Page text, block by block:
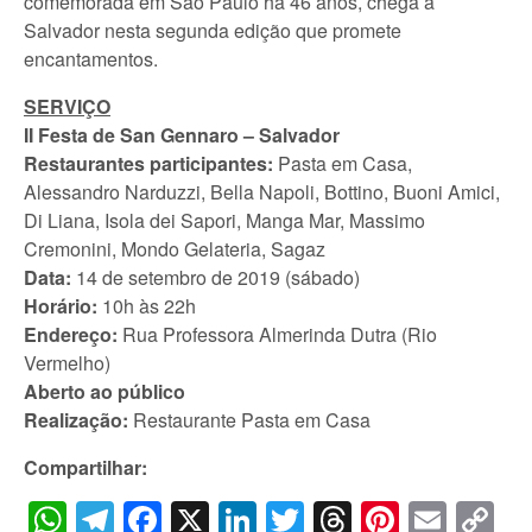
Salvador nesta segunda edição que promete
encantamentos.
SERVIÇO
II Festa de San Gennaro – Salvador
Restaurantes participantes: Pasta em Casa,
Alessandro Narduzzi, Bella Napoli, Bottino, Buoni Amici,
Di Liana, Isola dei Sapori, Manga Mar, Massimo
Cremonini, Mondo Gelateria, Sagaz
Data: 14 de setembro de 2019 (sábado)
Horário: 10h às 22h
Endereço: Rua Professora Almerinda Dutra (Rio
Vermelho)
Aberto ao público
Realização: Restaurante Pasta em Casa
Compartilhar:
WhatsApp
Telegram
Facebook
X LinkedIn
Twitter
Threads